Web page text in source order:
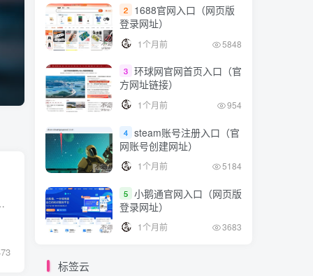
，服务提供者还是消费者都会生成一个代理类，使得服务...
2
1688官网入口（网页版
登录网址）
1个月前 5848
3 环球网官网首页入口（官
方网址链接）
1个月前 954
4 steam账号注册入口（官
网账号创建网址）
1个月前 5184
5 小鹅通官网入口（网页版
登录网址）
1个月前 3683
标签云